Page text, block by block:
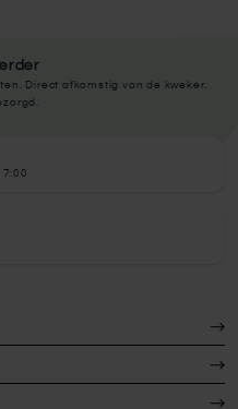
Direct afkomstig van de kweker.